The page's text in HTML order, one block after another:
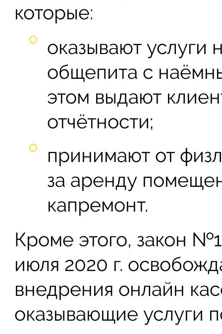
которые:
оказывают
общепита с
этом выдают
отчётности;
принимают от
за аренду
капремонт.
Кроме этого, закон
июля 2020 г.
внедрения онлайн
оказывающие услуги